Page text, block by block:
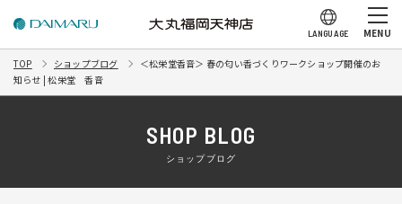
LANGUAGE MENU
TOP ショップブログ
＜松栄堂香音＞ 春の匂い香づくりワークショップ開催のお
知らせ | 松栄堂 香音
SHOP BLOG
ショップブログ